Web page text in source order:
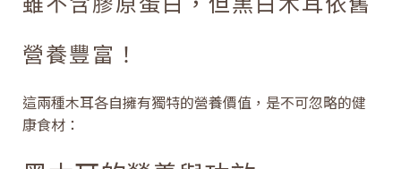
營養豐富！
這兩種木耳各自擁有獨特的營養價值，是不可忽略的健
康食材：